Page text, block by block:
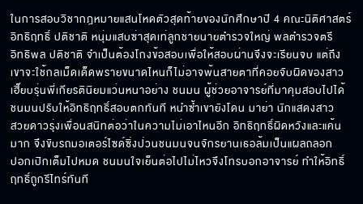
รักสุดฤทธิ์ EP.10
รักสุดฤทธิ์ EP.11
ในการสอบวิชากฎหมายแสนโหดตัวสุดท้ายของนักศึกษาปี 4 คณะนิติศาสตร์
อิทธิฤทธิ์ ปติชาติ หนุ่มแสบซ่าสุดเท่ลูกชายนายตำรวจใหญ่ พลตำรวจตรี
อิทธิพล ปติชาติ จำเป็นต้องโกงข้อสอบเพื่อให้สอบผ่านจึงจะเรียนจบ แต่ถึง
เขาจะใช้กลเม็ดเด็ดพรายขนาดไหนก็ไม่อาจพ้นสายตาที่คอยจับผิดของสาว
เฮี๊ยบรุ่นพี่เกียรตินิยมแว่นหนาอย่าง ชนมน ผู้ช่วยอาจารย์ที่มาคุมสอบไปได้
ชนมนปรับให้อิทธิฤทธิ์สอบตกทันที หนำซ้ำเขายังโดน มาย่า นักแสดงสาว
สวยดาวรุ่งเพื่อนสนิทต่อว่าในความไม่เอาไหนอีก อิทธิฤทธิ์ผิดหวังและแค้น
มาก จึงขับรถมอเตอร์ไซด์ซิ่งป่วนชนมนจนจักรยานเธอล้มเป็นแผลถลอก
ปอกเปิกเต็มไปหมด ชนมนใจเย็นต่อไปไม่ไหวจึงโทรบอกอาจารย์ ทำให้อิทธิ์
ฤทธิ์ถูกรีไทร์ทันที